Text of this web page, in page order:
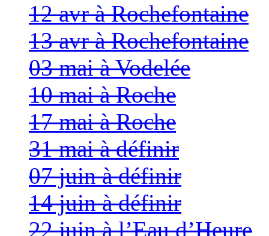
12 avr à Rochefontaine
13 avr à Rochefontaine
03 mai à Vodelée
10 mai à Roche
17 mai à Roche
31 mai à définir
07 juin à définir
14 juin à définir
22 juin à l’Eau d’Heure